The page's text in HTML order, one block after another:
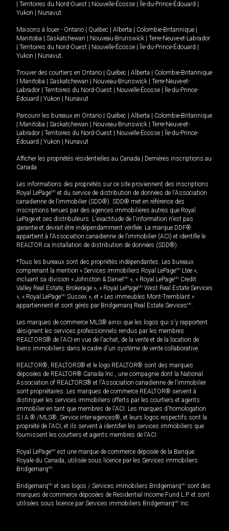
Territoires du Nord-Ouest Nouvelle-Écosse Île-du-Prince-Édouard
Yukon
Nunavut.
Maisons à louer - Ontario Québec Alberta Colombie-Britannique
Manitoba
Saskatchewan Nouveau-Brunswick
Terre-Neuve-et-Labrador
Territoires du Nord-Ouest Nouvelle-Écosse Île-du-Prince-Édouard
Yukon
Nunavut.
Trouver des courtiers en Ontario Québec Alberta
Colombie-Britannique
Manitoba Saskatchewan Nouveau-Brunswick
Terre-Neuve-et-
Labrador
Territoires du Nord-Ouest Nouvelle-Écosse
Île-du-Prince-
Édouard
Yukon Nunavut
Parcourir les bureaux en Ontario Québec Alberta
Colombie-Britannique
Manitoba Saskatchewan Nouveau-Brunswick
Terre-Neuve-et-
Labrador
Territoires du Nord-Ouest Nouvelle-Écosse
Île-du-Prince-
Édouard
Yukon Nunavut
Afficher les propriétés résidentielles au Canada
Dernières inscriptions au
Canada
Les informations des propriétés sur ce site proviennent des inscriptions
Royal LePageMD et du service de distribution de données de l'Association
canadienne de l’immobilier (SDD®). SDD® met en référence des
inscriptions tenues par des agences immobilières autres que Royal
LePage et ses distributeurs. L'exactitude de l'information n'est pas
garantie et devrait être indépendamment vérifiée. La marque DDF®
appartient à l'Association canadienne de l’immobilier (ACI) et identifie le
REALTOR.ca Installation de distribution de données (SDD®).
*Tous les bureaux sont des propriétés indépendantes. Les bureaux
comprenant la mention « Services immobiliers Royal LePageMD Ltée »,
incluant sa division « Johnston & Daniel MD », « Royal LePageMD Credit
Valley Real Estate, Brokerage », « Royal LePageMD West Real Estate Services
», « Royal LePageMD Sussex », et « Les immeubles Mont-Tremblant »
appartiennent et sont gérés par Bridgemarq Real Estate ServicesMD.
Les marques de commerce MLS® ainsi que les logos qui s'y rapportent
désignent les services professionnels rendus par les membres
REALTORS® de l'ACI en vue de l'achat, de la vente et de la location de
biens immobiliers dans le cadre d'un système de vente collaborative.
REALTOR®, REALTORS® et le logo REALTOR® sont des marques
déposées de REALTOR® Canada Inc., une compagnie dont la National
Association of REALTORS® et l'Association canadienne de l’immobilier
sont propriétaires. Les marques de commerce REALTOR® servent à
distinguer les services immobiliers offerts par les courtiers et agents
immobilier en tant que membres de l'ACI. Les marques d'homologation
S.I.A.® /MLS®, Service inter-agences®, et leurs logos respectifs sont la
propriété de l'ACI, et ils servent à identifier les services immobiliers que
fournissent les courtiers et agents membres de l'ACI.
Royal LePageMD est une marque de commerce déposée de la Banque
Royale du Canada, utilisée sous licence par les Services immobiliers
BridgemarqMD.
BridgemarqMD et ses logos / Services immobiliers BridgemarqMD sont des
marques de commerce déposées de Residential Income Fund L.P. et sont
utilisées sous licence par Services immobiliers BridgemarqMD Inc.